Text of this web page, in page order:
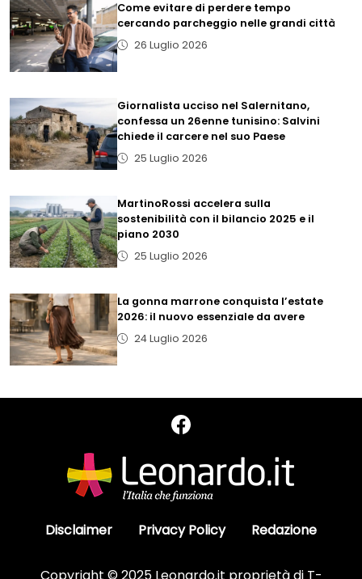
Come evitare di perdere tempo
cercando parcheggio nelle grandi città
26 Luglio 2026
Giornalista ucciso nel Salernitano,
confessa un 26enne tunisino: Salvini
chiede il carcere nel suo Paese
25 Luglio 2026
MartinoRossi accelera sulla
sostenibilità con il bilancio 2025 e il
piano 2030
25 Luglio 2026
La gonna marrone conquista l’estate
2026: il nuovo essenziale da avere
24 Luglio 2026
Disclaimer Privacy Policy Redazione